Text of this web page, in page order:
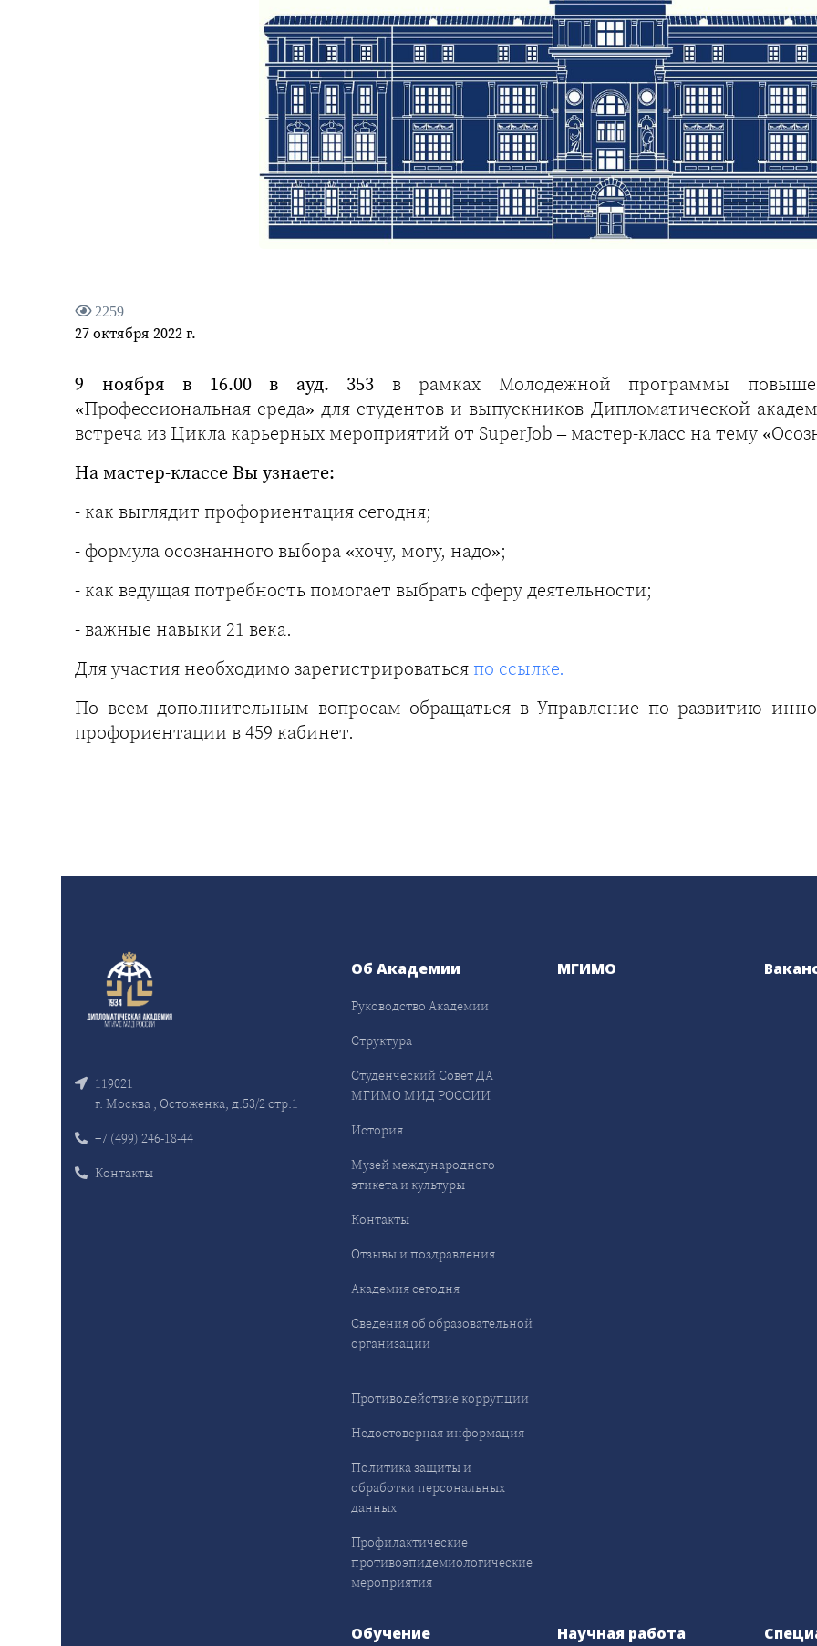
2259
27 октября 2022 г.
9 ноября в 16.00 в ауд. 353 в рамках Молодежной программы
«Профессиональная среда» для студентов и выпускников Дипломатической
встреча из Цикла карьерных мероприятий от SuperJob – мастер-класс на тему
На мастер-классе Вы узнаете:
- как выглядит профориентация сегодня;
- формула осознанного выбора «хочу, могу, надо»;
- как ведущая потребность помогает выбрать сферу деятельности;
- важные навыки 21 века.
Для участия необходимо зарегистрироваться по ссылке.
По всем дополнительным вопросам обращаться в Управление по развитию
профориентации в 459 кабинет.
119021
г. Москва , Остоженка, д.53/2 стр.1
+7 (499) 246-18-44
Контакты
Об Академии
Руководство Академии
Структура
Студенческий Совет ДА
МГИМО МИД РОССИИ
История
Музей международного
этикета и культуры
Контакты
Отзывы и поздравления
Академия сегодня
Сведения об образовательной
организации
Противодействие коррупции
Недостоверная информация
Политика защиты и
обработки персональных
данных
Профилактические
противоэпидемиологические
мероприятия
МГИМО
Обучение Научная работа